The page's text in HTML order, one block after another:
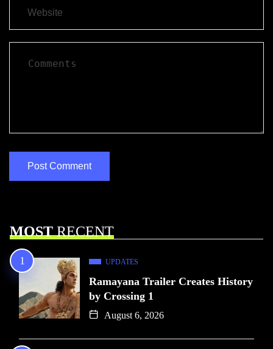
MOSTRECENT
UPDATES
Ramayana Trailer Creates History
by Crossing 1
August 6, 2026